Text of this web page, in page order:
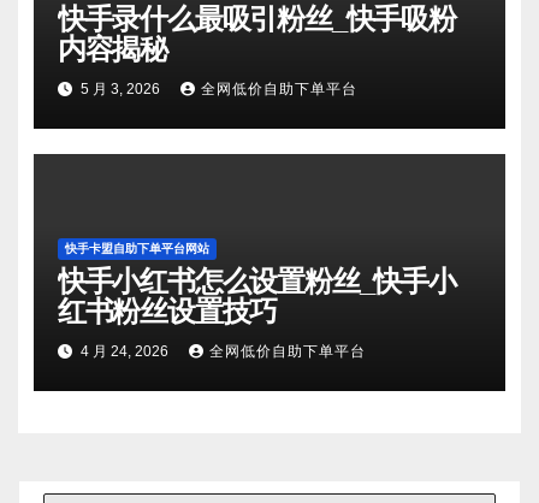
快手录什么最吸引粉丝_快手吸粉
内容揭秘
5 月 3, 2026 全网低价自助下单平台
快手卡盟自助下单平台网站
快手小红书怎么设置粉丝_快手小
红书粉丝设置技巧
4 月 24, 2026 全网低价自助下单平台